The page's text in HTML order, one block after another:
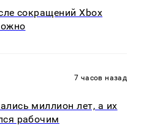
сокращений Xbox
7 часов назад
миллион лет, а их
рабочим